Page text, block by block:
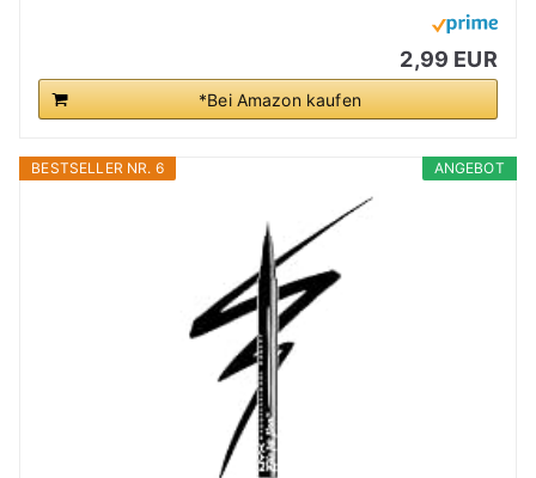
2,99 EUR
*Bei Amazon kaufen
ANGEBOT
BESTSELLER NR. 6